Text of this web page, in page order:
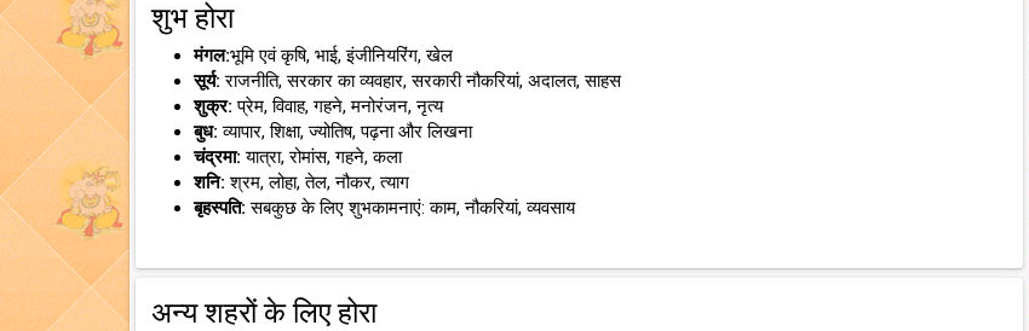
शुभ होरा
मंगल:भूमि एवं कृषि, भाई, इंजीनियरिंग, खेल
सूर्य: राजनीति, सरकार का व्यवहार, सरकारी नौकरियां, अदालत, साहस
शुक्र: प्रेम, विवाह, गहने, मनोरंजन, नृत्य
बुध: व्यापार, शिक्षा, ज्योतिष, पढ़ना और लिखना
चंद्रमा: यात्रा, रोमांस, गहने, कला
शनि: श्रम, लोहा, तेल, नौकर, त्याग
बृहस्पति: सबकुछ के लिए शुभकामनाएं: काम, नौकरियां, व्यवसाय
अन्य शहरों के लिए होरा